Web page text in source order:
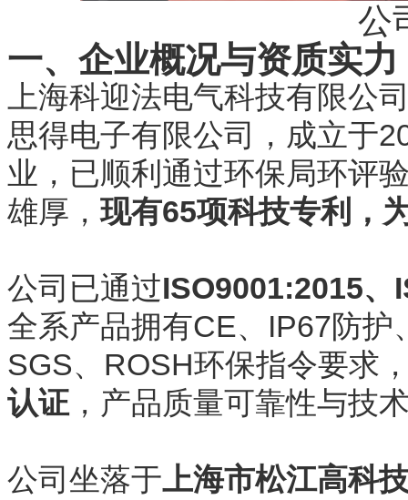
公
一、企业概况与资质实力
上海科迎法电气科技有限公
思得电子有限公司，成立于
业，已顺利通过环保局环评
雄厚，现有65项科技专利，
公司已通过ISO9001:2015、
全系产品拥有CE、IP67防
SGS、ROSH环保指令要求
认证 ，产品质量可靠性与技
公司坐落于上海市松江高科